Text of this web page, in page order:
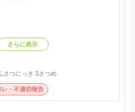
さらに表示
さつにっき 3さつめ
レ・不適切報告